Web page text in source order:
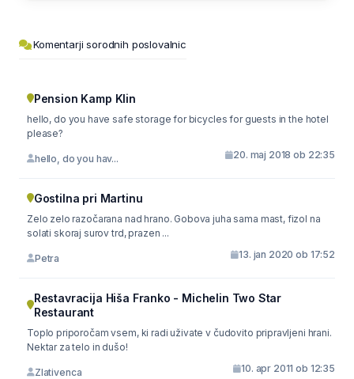
Komentarji sorodnih poslovalnic
Pension Kamp Klin
hello, do you have safe storage for bicycles for guests in the hotel
please?
hello, do you hav... 20. maj 2018 ob 22:35
Gostilna pri Martinu
Zelo zelo razočarana nad hrano. Gobova juha sama mast, fizol na
solati skoraj surov trd, prazen ...
Petra 13. jan 2020 ob 17:52
Restavracija Hiša Franko - Michelin Two Star
Restaurant
Toplo priporočam vsem, ki radi uživate v čudovito pripravljeni hrani.
Nektar za telo in dušo!
Zlativenca 10. apr 2011 ob 12:35